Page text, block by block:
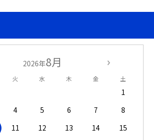
2026年8月
火 水 木 金 土
1
4 5 6 7
8
11 12 13 14
15